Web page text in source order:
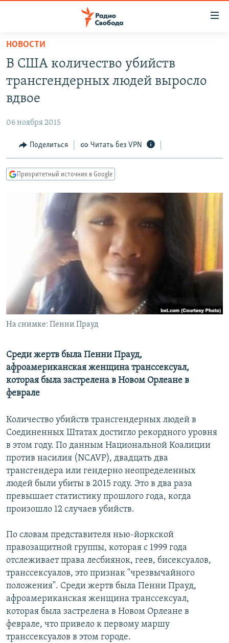
упрощенного
доступа
основному
Вернутся
Вернутся
АВТОРСКИЕ ПРОЕКТЫ
МНЕНИЯ
КУЛЬТУРА
КАВКАЗ.РЕАЛИИ
СЕВЕР.РЕАЛИИ
СИБИРЬ.РЕАЛИИ
РАСПИСАНИЕ ВЕЩАНИЯ
ПОДПИШИТЕСЬ НА РАССЫЛКУ
СОЦИАЛЬНЫЕ СЕТИ
Все сайты РСЕ/РС
НОВОСТИ
В США количество убийств
трансгендерных людей выросло
вдвое
06 ноября 2015
Поделиться Читать без VPN
Приоритетный источник в Google
На снимке: Пенни Прауд
Среди жертв была Пенни Прауд,
афроамериканская женщина транссексуал,
которая была застрелена в Новом Орлеане в
феврале
Количество убийств трансгендерных людей в
Соединенных Штатах достигло рекордного уровня
в этом году. По данным Национальной Коалиции
против насилия (NCAVP), двадцать два
трансгендера или гендерно неопределенных
людей были убиты в 2015 году. Это в два раза
превышает статистику прошлого года, когда
произошло 12 случаев убийств.
По словам представителя нью-йоркской
правозащитной группы, которая с 1999 года
отслеживает права лесбиянок, геев, бисексуалов,
транссексуалов, это признак "чрезвычайного
положения". Среди жертв была Пенни Прауд,
афроамериканская женщина транссексуал,
которая была застрелена в Новом Орлеане в
феврале, что привело к первому маршу
транссексуалов в этом городе.